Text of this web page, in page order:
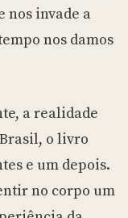
nos invade a
nos damos
a realidade
o livro
e um depois.
no corpo um